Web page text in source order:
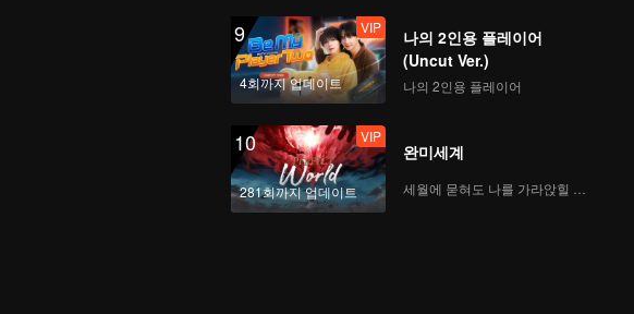
9
4회까지 업데이트
VIP
나의 2인용 플레이어
(Uncut Ver.)
나의 2인용 플레이어
10
281회까지 업데이트
VIP
완미세계